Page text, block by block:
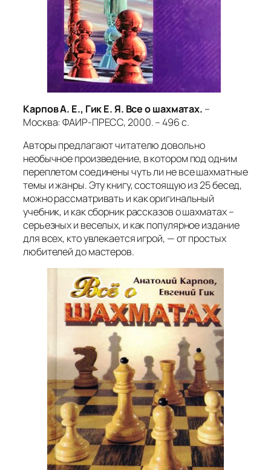
Карпов А. Е., Гик Е. Я. Все о шахматах. –
Москва: ФАИР-ПРЕСС, 2000. – 496 с.
Авторы предлагают читателю довольно
необычное произведение, в котором под одним
переплетом соединены чуть ли не все шахматные
темы и жанры. Эту книгу, состоящую из 25 бесед,
можно рассматривать и как оригинальный
учебник, и как сборник рассказов о шахматах –
серьезных и веселых, и как популярное издание
для всех, кто увлекается игрой, — от простых
любителей до мастеров.